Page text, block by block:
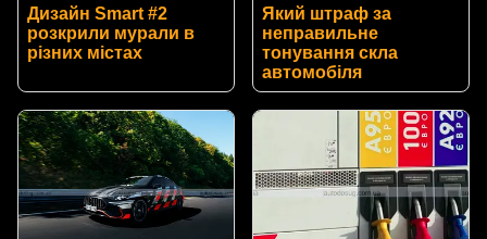
Дизайн Smart #2
розкрили мурали в
різних містах
Який штраф за
неправильне
тонування скла
автомобіля